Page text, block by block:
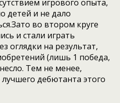
игрового опыта,
детей и не дало
во втором круге
и стали играть
оглядки на результат,
(лишь 1 победа,
Тем не менее,
дебютанта этого